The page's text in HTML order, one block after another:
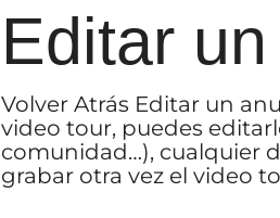
Editar
Volver Atrás Editar un
video tour, puedes
comunidad…), cualquier
grabar otra vez el video